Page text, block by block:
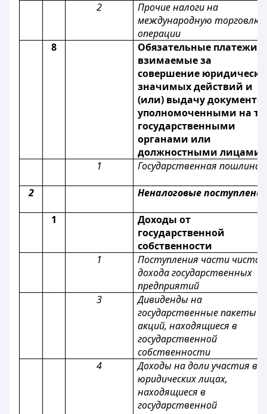
2
Прочие налоги на
международную торговлю
операции
8
Обязательные платежи,
взимаемые за
совершение юридически
значимых действий и
(или) выдачу
уполномоченными на то
государственными
органами или
должностными лицами
1
Государственная пошлина
2 Неналоговые
1
Доходы от
государственной
собственности
1
Поступления части
дохода государственных
предприятий
3
Дивиденды на
государственные пакеты
акций, находящиеся в
государственной
собственности
4
Доходы на доли участия в
юридических лицах,
находящиеся в
государственной